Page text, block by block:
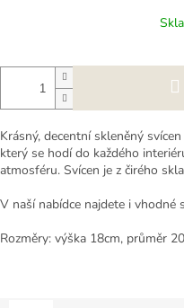
Krásný, decentní skleněný
který se hodí do každého
atmosféru. Svícen je z čirého
V naší nabídce najdete i vhodné
Rozměry: výška 18cm, průměr